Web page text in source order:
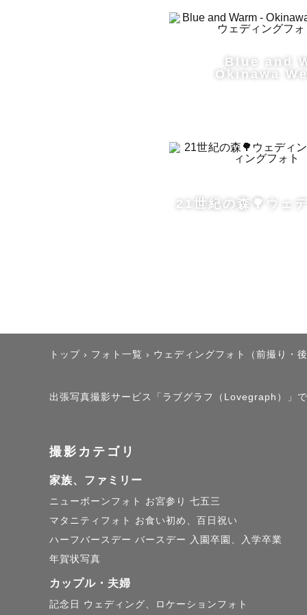
相談くださ
┄ ┄ ┄ ┄
費や宿泊
1ヶ月以上
最後まで
Blue and
Okinawa
21世紀の森🌳ウェ
トップ › フォト一覧 › ウェディングフォト（前撮り・
出張写真撮影サービス「ラブグラフ（Lovegraph）」
撮影カテゴリ
家族、ファミリー
ニューボーンフォト お宮参り 七五三
マタニティフォト
お食い初め、百日祝い
ハーフバースデー バースデー
入園卒園、入学卒業
年賀状写真
カップル・夫婦
記念日 ウェディング、ロケーションフォト